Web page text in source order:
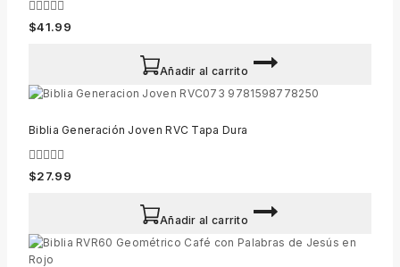
0
out
$41.99
Añadir al carrito
Biblia Generación Joven RVC Tapa Dura
0
out
$27.99
Añadir al carrito